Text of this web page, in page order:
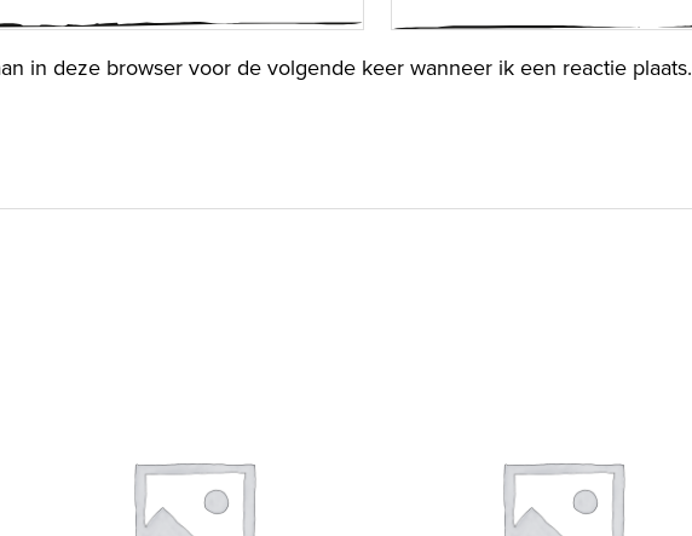
in deze browser voor de volgende keer wanneer ik een reactie plaats.